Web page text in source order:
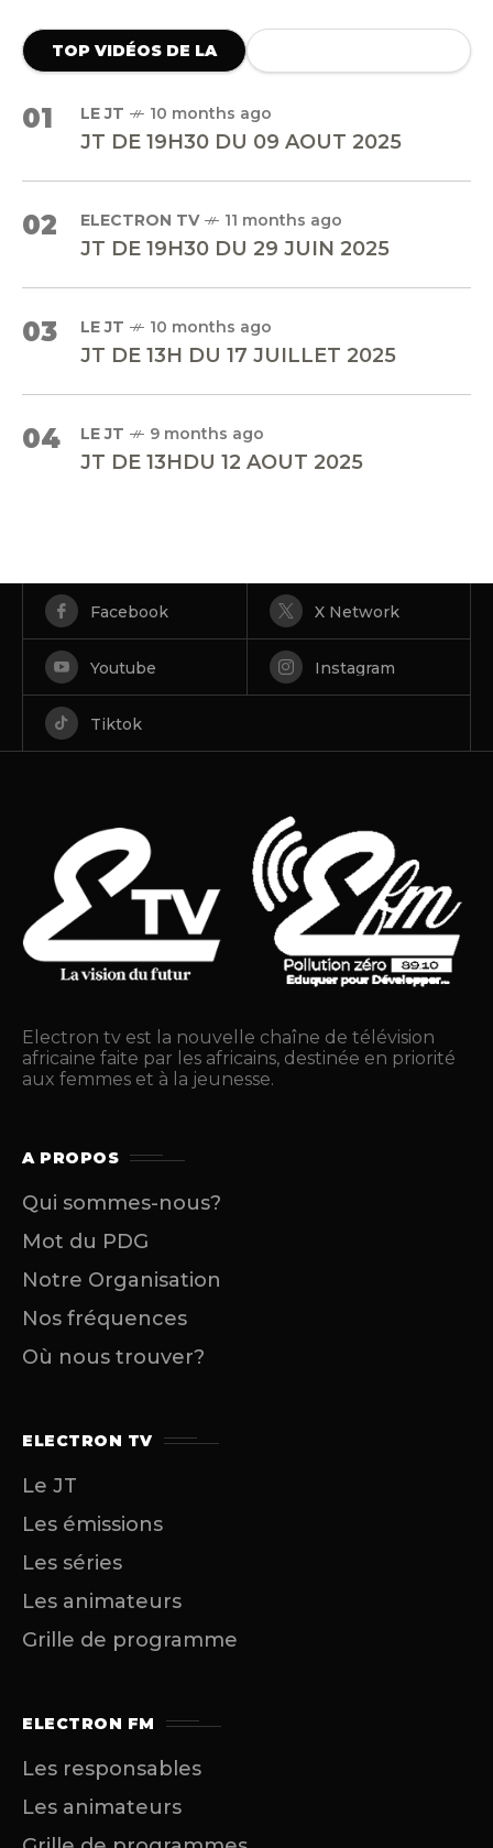
TOP VIDÉOS DE LA
01 LE JT 10 months ago
JT DE 19H30 DU 09 AOUT 2025
02 ELECTRON TV 11 months ago
JT DE 19H30 DU 29 JUIN 2025
03 LE JT 10 months ago
JT DE 13H DU 17 JUILLET 2025
04 LE JT 9 months ago
JT DE 13HDU 12 AOUT 2025
Facebook X Network
Youtube Instagram
Tiktok
Electron tv est la nouvelle chaîne de télévision
africaine faite par les africains, destinée en priorité
aux femmes et à la jeunesse.
A PROPOS
Qui sommes-nous?
Mot du PDG
Notre Organisation
Nos fréquences
Où nous trouver?
ELECTRON TV
Le JT
Les émissions
Les séries
Les animateurs
Grille de programme
ELECTRON FM
Les responsables
Les animateurs